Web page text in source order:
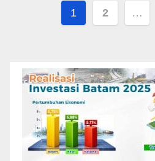
Paginasi
1 2 …